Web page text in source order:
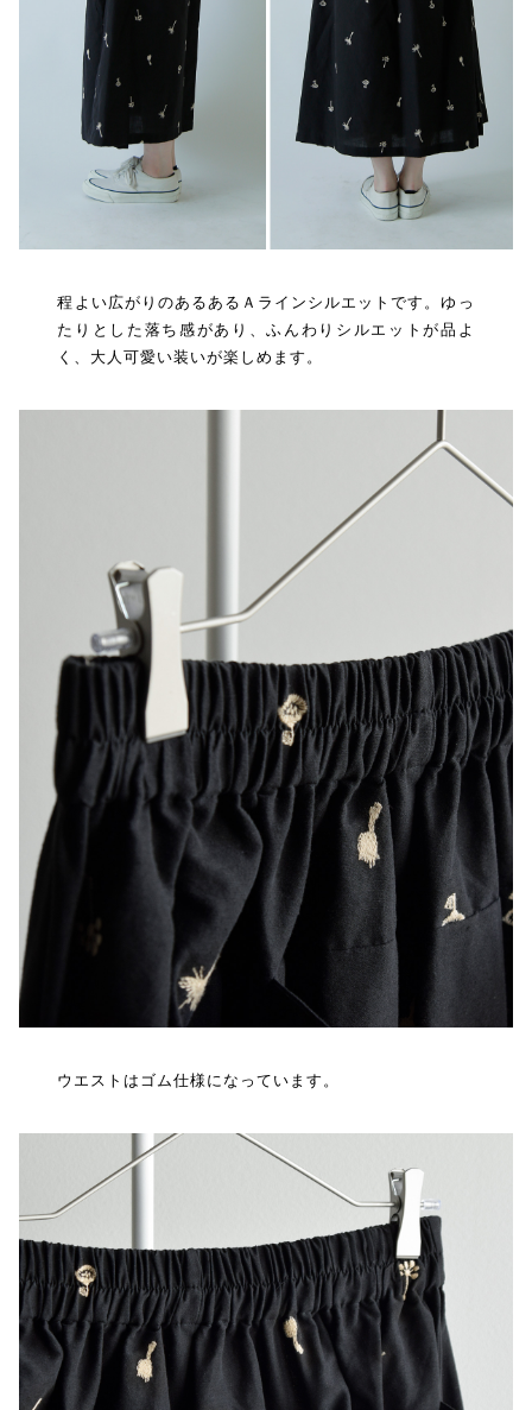
程よい広がりのあるあるＡラインシルエットです。ゆっ
たりとした落ち感があり、ふんわりシルエットが品よ
く、大人可愛い装いが楽しめます。
ウエストはゴム仕様になっています。